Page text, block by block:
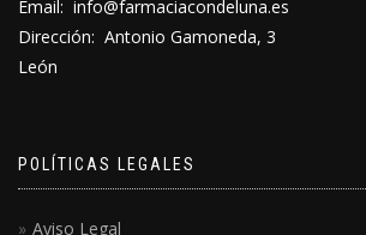
Email: info@farmaciacondeluna.es
Dirección: Antonio Gamoneda, 3
León
POLÍTICAS LEGALES
Aviso Legal